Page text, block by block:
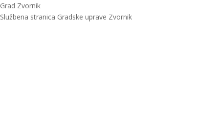
Grad Zvornik
Službena stranica Gradske uprave Zvornik